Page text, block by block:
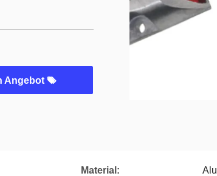
Angebot
Material: